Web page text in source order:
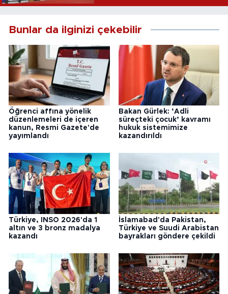
Bunlar da ilginizi çekebilir
Öğrenci affına yönelik
düzenlemeleri de içeren
kanun, Resmi Gazete'de
yayımlandı
Bakan Gürlek: ‘Adli
süreçteki çocuk’ kavramı
hukuk sistemimize
kazandırıldı
Türkiye, INSO 2026'da 1
altın ve 3 bronz madalya
kazandı
İslamabad'da Pakistan,
Türkiye ve Suudi Arabistan
bayrakları göndere çekildi